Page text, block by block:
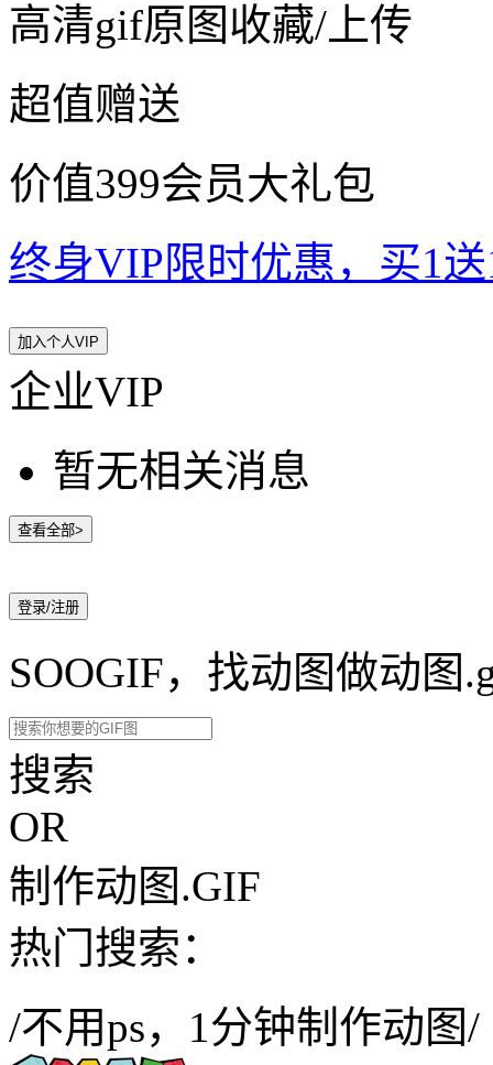
高清gif原图收藏/上传
超值赠送
价值399会员大礼包
终身VIP限时优惠，买1
加入个人VIP
企业VIP
暂无相关消息
查看全部>
登录/注册
SOOGIF，找动图做动图
搜索
OR
制作动图.GIF
热门搜索：
/不用ps，1分钟制作动图/